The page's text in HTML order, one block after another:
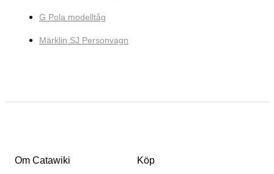
G Pola modelltåg
Märklin SJ Personvagn
Om Catawiki Köp